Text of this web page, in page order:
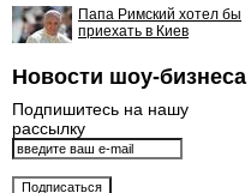
Папа Римский хотел бы
приехать в Киев
Новости шоу-бизнеса
Подпишитесь на нашу
рассылку